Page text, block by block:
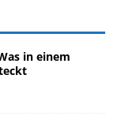
in einem